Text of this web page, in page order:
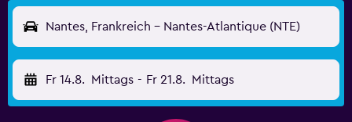
Nantes, Frankreich - Nantes-Atlantique (NTE)
Fr 14.8. Mittags - Fr 21.8. Mittags